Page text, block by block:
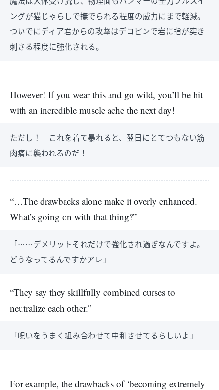
ングが猫じゃらしで撫でられる程度の威力にまで軽減。
ついでにディア君からの攻撃はデコピンで岩に指が突き
刺さる程度に強化される。
However! If you wear this and go wild, you’ll be hit
with an incredible muscle ache the next day!
ただし！ これを着て暴れると、翌日にとてつもない筋
肉痛に襲われるのだ！
“…The drawbacks alone make it overly enhanced.
What’s going on with that thing?”
「……デメリットそれだけで強化され過ぎなんですよ。
どうなってるんですかアレ」
“They say they skillfully combined curses to
neutralize each other.”
「呪いをうまく組み合わせて中和させてるらしいよ」
For example, the drawbacks of ‘becoming extremely